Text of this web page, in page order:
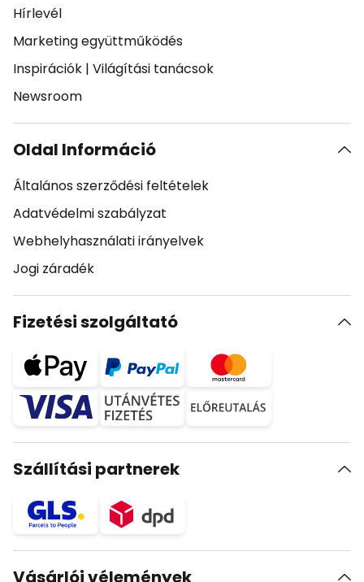
Hírlevél
Marketing együttműködés
Inspirációk | Világítási tanácsok
Newsroom
Oldal Információ
Általános szerződési feltételek
Adatvédelmi szabályzat
Webhelyhasználati irányelvek
Jogi záradék
Fizetési szolgáltató
Szállítási partnerek
Vásárlói vélemények